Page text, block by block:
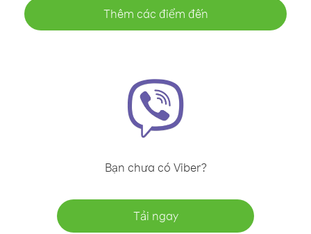
Thêm các điểm đến
Bạn chưa có Viber?
Tải ngay